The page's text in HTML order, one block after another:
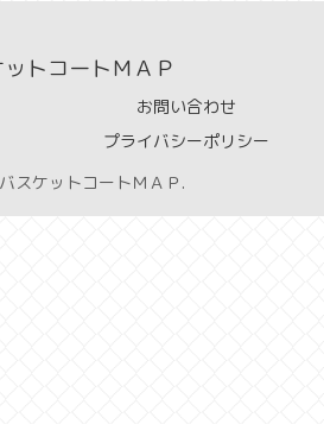
トコートＭＡＰ
お問い合わせ
プライバシーポリシー
スケットコートＭＡＰ.